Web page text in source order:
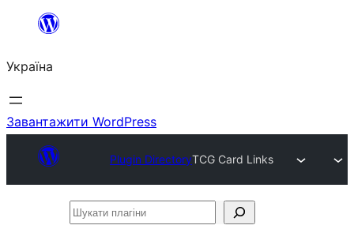
Перейти
вмісту
Україна
Завантажити WordPress
Plugin DirectoryTCG Card Links
Шукати